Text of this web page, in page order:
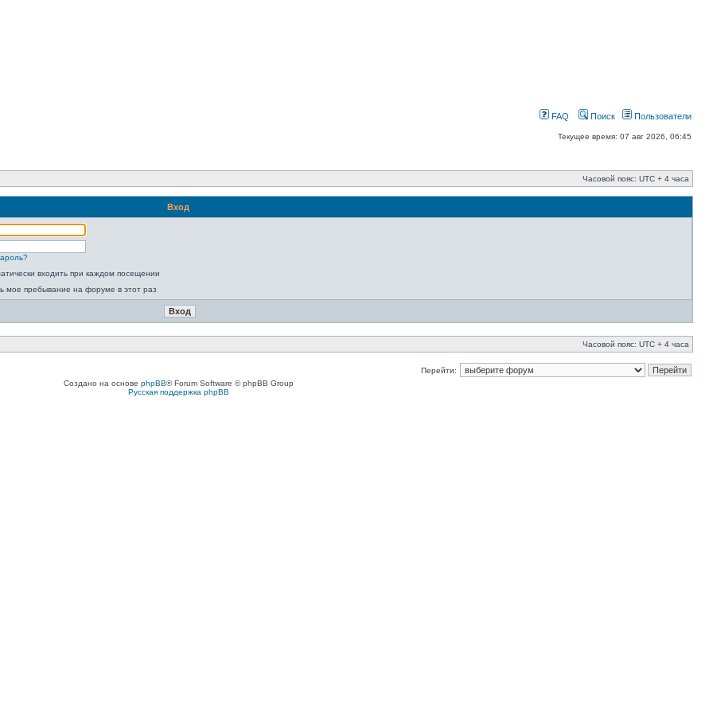
FAQ Поиск Пользователи
Текущее время: 07 авг 2026, 06:45
Часовой пояс: UTC + 4 часа
Вход
входить при каждом посещении
мое пребывание на форуме в этот раз
Часовой пояс: UTC + 4 часа
Перейти:
Создано на основе phpBB® Forum Software © phpBB Group
Русская поддержка phpBB